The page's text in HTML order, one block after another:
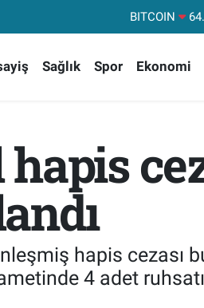
DOLAR
STERLİN
BITCOIN
Sağlık Spor Ekonomi
hapis cezası
4 adet